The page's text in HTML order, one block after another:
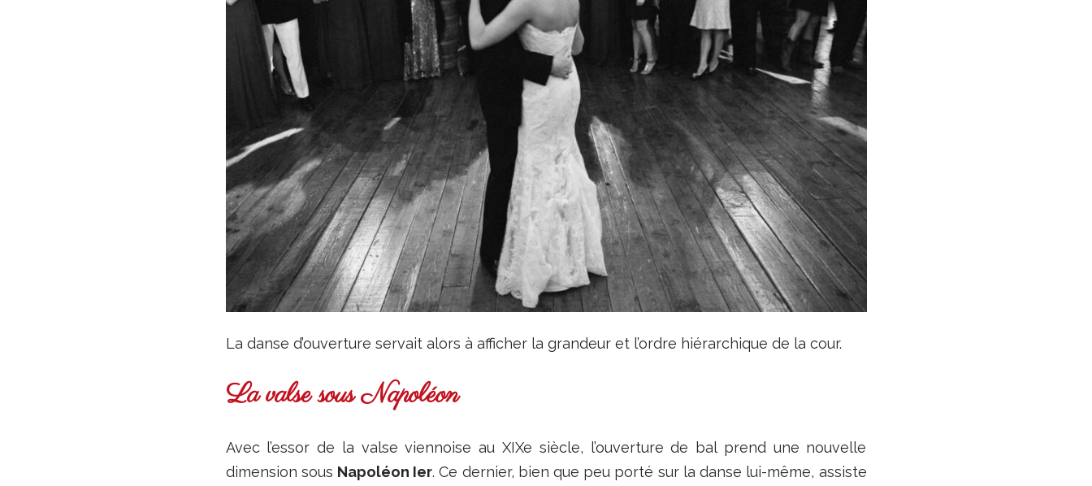
La danse d’ouverture servait alors à afficher la grandeur et l’ordre hiérarchique de la cour.
La valse sous Napoléon
Avec l’essor de la valse viennoise au XIXe siècle, l’ouverture de bal prend une nouvelle
dimension sous Napoléon Ier. Ce dernier, bien que peu porté sur la danse lui-même, assiste